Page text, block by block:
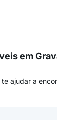
em
ajudar a